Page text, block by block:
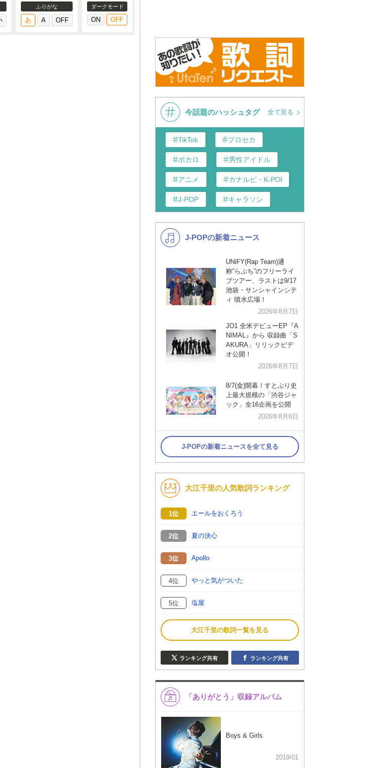
ふりがな ダークモード
今話題のハッシュタグ 全て見る
TikTok プロセカ
ボカロ 男性アイドル
アニメ カナルビ・K-POP和訳
J-POP キャラソン
K-POP 演歌・歌謡
洋楽
VTuber ディズニー
J-POPの新着ニュース
UNiFY(Rap Team)通
称“らぷち”のフリーライ
ブツアー、ラストは9/17
池袋・サンシャインシテ
ィ 噴水広場！
2026年8月7日
JO1 全米デビューEP『A
NIMAL』から 収録曲「S
AKURA」リリックビデ
オ公開！
2026年8月7日
8/7(金)開幕！すとぷり史
上最大規模の「渋谷ジャ
ック」全16企画を公開
2026年8月6日
J-POPの新着ニュースを全て見る
大江千里の人気歌詞ランキング
1位 エールをおくろう
2位 夏の決心
3位 Apollo
4位 やっと気がついた
5位 塩屋
大江千里の歌詞一覧を見る
ランキング共有 ランキング共有
「ありがとう」収録アルバム
Boys & Girls
2019/01